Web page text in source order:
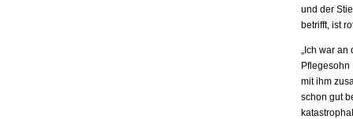
und der
betrifft, ist
„Ich war
Pflegesohn
mit ihm
schon gut